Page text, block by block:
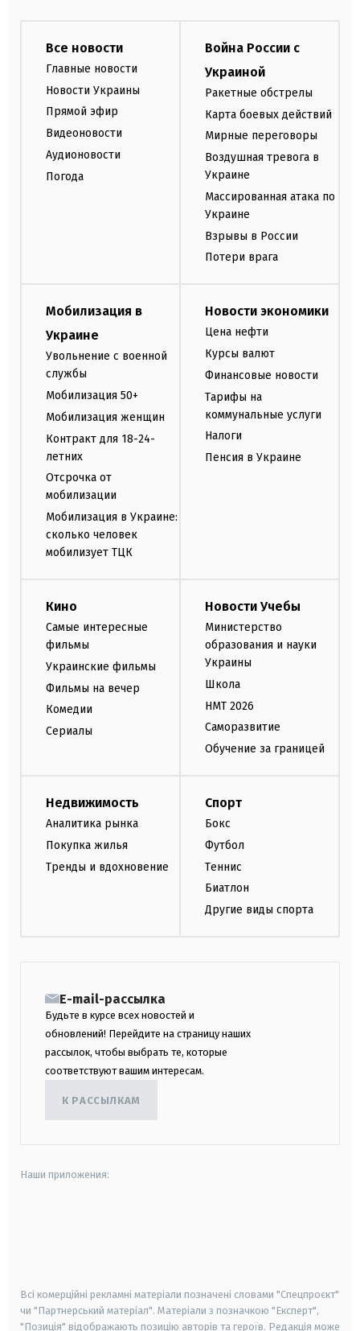
Все новости
Главные новости
Новости Украины
Прямой эфир
Видеоновости
Аудионовости
Погода
Война России с
Украиной
Ракетные обстрелы
Карта боевых действий
Мирные переговоры
Воздушная тревога в
Украине
Массированная атака по
Украине
Взрывы в России
Потери врага
Мобилизация в
Украине
Увольнение с военной
службы
Мобилизация 50+
Мобилизация женщин
Контракт для 18-24-
летних
Отсрочка от
мобилизации
Мобилизация в Украине:
сколько человек
мобилизует ТЦК
Новости экономики
Цена нефти
Курсы валют
Финансовые новости
Тарифы на
коммунальные услуги
Налоги
Пенсия в Украине
Кино
Самые интересные
фильмы
Украинские фильмы
Фильмы на вечер
Комедии
Сериалы
Новости Учебы
Министерство
образования и науки
Украины
Школа
НМТ 2026
Саморазвитие
Обучение за границей
Недвижимость
Аналитика рынка
Покупка жилья
Тренды и вдохновение
Спорт
Бокс
Футбол
Теннис
Биатлон
Другие виды спорта
E-mail-рассылка
Будьте в курсе всех новостей и
обновлений! Перейдите на страницу наших
рассылок, чтобы выбрать те, которые
соответствуют вашим интересам.
К РАССЫЛКАМ
Наши приложения:
Всі комерційні рекламні матеріали позначені словами "Спецпроєкт"
чи "Партнерський матеріал". Матеріали з позначкою "Експерт",
"Позиція" відображають позицію авторів та героїв. Редакція може